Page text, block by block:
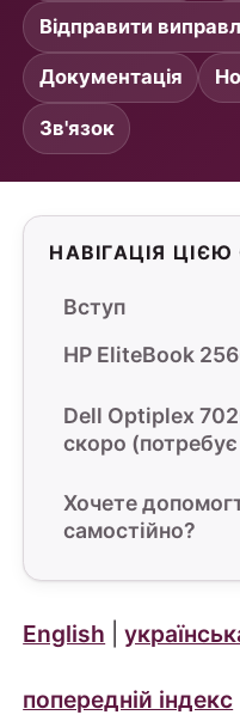
Відправити
Документація
Зв'язок
НАВІГАЦІЯ
Вступ
HP EliteBook
Dell Optiplex
скоро
Хочете
самостійно?
English |
попередній індекс